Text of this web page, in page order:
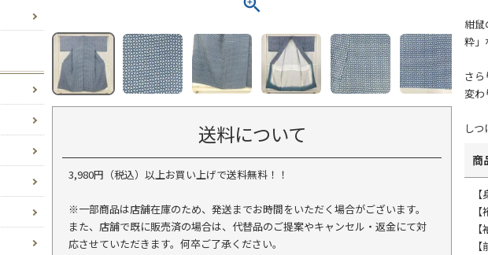
送料について
3,980円（税込）以上お買い上げで送料無料！！
※一部商品は店舗在庫のため、発送までお時間をいただく場合がございます。
また、店舗で既に販売済の場合は、代替品のご提案やキャンセル・返金にて対
応させていただきます。何卒ご了承ください。
紺
粋」
さ
変わ
し
商